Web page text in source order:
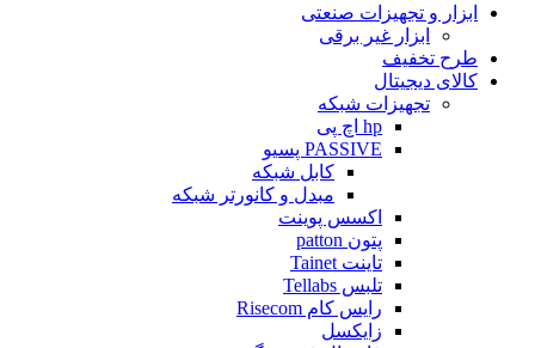
ابزار و تجهیزات صنعتی
ابزار غیر برقی
طرح تخفیف
کالای دیجیتال
تجهیزات شبکه
hp اچ پی
PASSIVE پسیو
کابل شبکه
مبدل و کانورتر شبکه
اکسس پوینت
پتون patton
تاینت Tainet
تلبس Tellabs
رایس کام Risecom
زایکسل